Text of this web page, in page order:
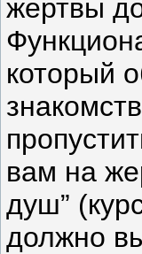
жертвы
который
вам на
душ”
должно